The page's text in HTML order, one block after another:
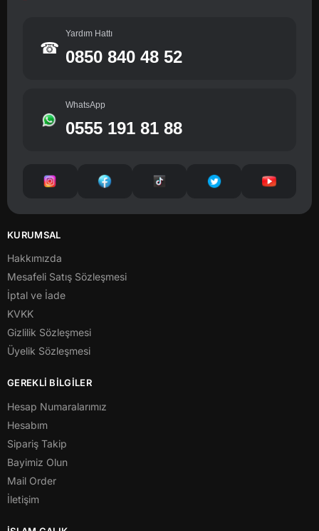
☎
Yardım Hattı
0850 840 48 52
WhatsApp
0555 191 81 88
KURUMSAL
Hakkımızda
Mesafeli Satış Sözleşmesi
İptal ve İade
KVKK
Gizlilik Sözleşmesi
Üyelik Sözleşmesi
GEREKLİ BİLGİLER
Hesap Numaralarımız
Hesabım
Sipariş Takip
Bayimiz Olun
Mail Order
İletişim